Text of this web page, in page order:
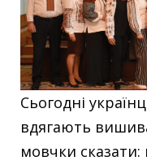
Сьогодні
вдягають
мовчки